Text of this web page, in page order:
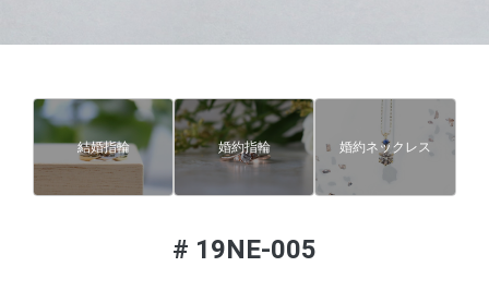
結婚指輪 婚約指輪 婚約ネックレス
# 19NE-005